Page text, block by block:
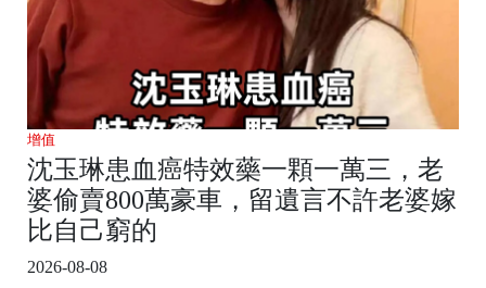
增值
沈玉琳患血癌特效藥一顆一萬三，老
婆偷賣800萬豪車，留遺言不許老婆嫁
比自己窮的
2026-08-08